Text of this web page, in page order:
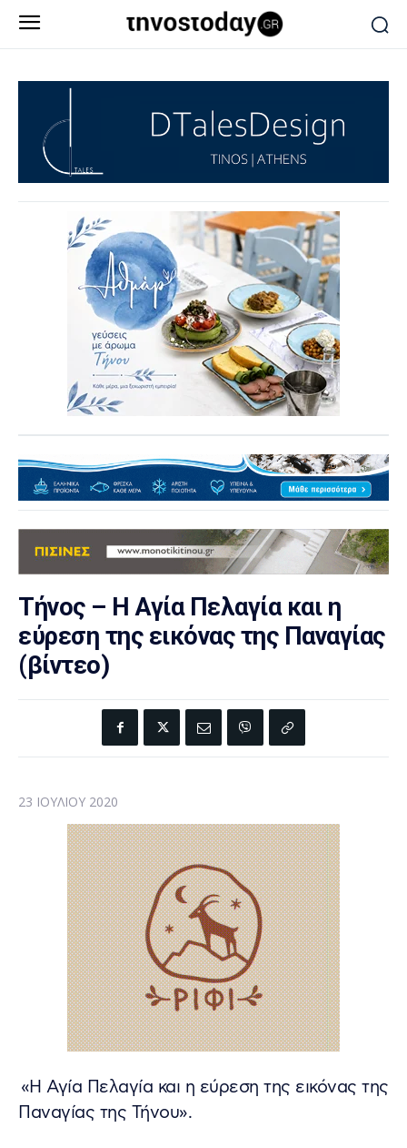
Τήνος – Η Αγία Πελαγία και η
εύρεση της εικόνας της Παναγίας
(βίντεο)
23 ΙΟΥΛΊΟΥ 2020
«Η Αγία Πελαγία και η εύρεση της εικόνας της
Παναγίας της Τήνου».